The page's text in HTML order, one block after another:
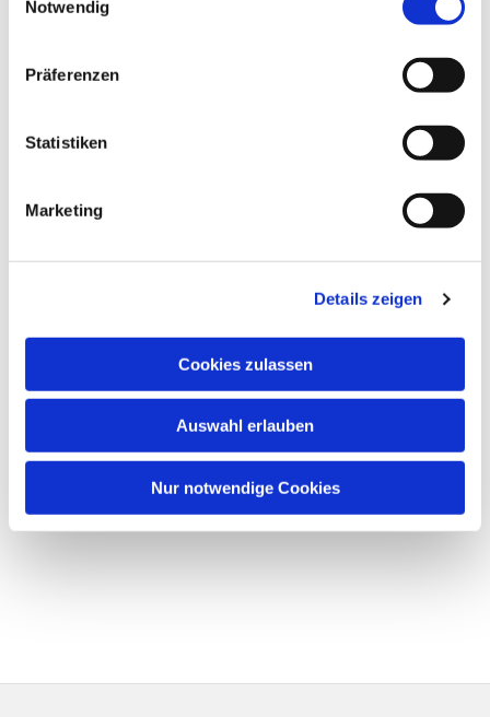
Notwendig
Präferenzen
Statistiken
Marketing
Details zeigen
Cookies zulassen
Auswahl erlauben
Nur notwendige Cookies